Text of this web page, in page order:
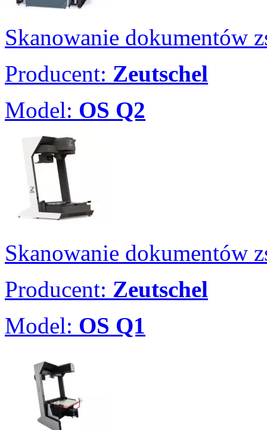
Skanowanie dokumentów
Producent: Zeutschel
Model: OS Q2
Skanowanie dokumentów
Producent: Zeutschel
Model: OS Q1